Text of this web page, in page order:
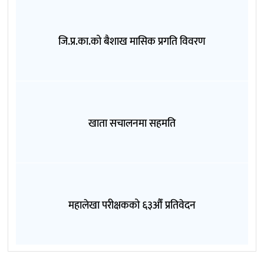
जि.प्र.का.को बैशाख मासिक प्रगति विवरण
खाता सचालनमा सहमति
महालेखा परीक्षकको ६३औँ प्रतिवेदन